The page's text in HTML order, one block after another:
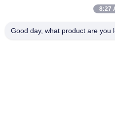
VOE14541591 Bohrer-
8:27
Good day, what product are you